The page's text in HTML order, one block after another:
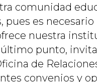
comunidad
pues es
nuestra
punto,
de
convenios y